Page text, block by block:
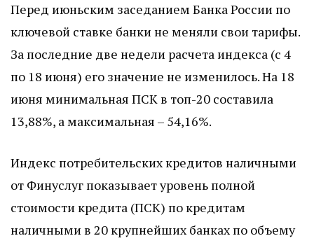
Перед июньским заседанием Банка России по
ключевой ставке банки не меняли свои тарифы.
За последние две недели расчета индекса (с 4
по 18 июня) его значение не изменилось. На 18
июня минимальная ПСК в топ-20 составила
13,88%, а максимальная – 54,16%.
Индекс потребительских кредитов наличными
от Финуслуг показывает уровень полной
стоимости кредита (ПСК) по кредитам
наличными в 20 крупнейших банках по объему